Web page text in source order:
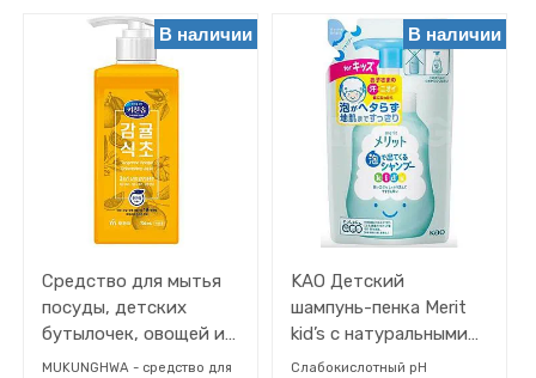
Страна
В наличии
Cредство для мытья
посуды, детских
бутылочек, овощей и
фруктов MUKUNGHWA
MUKUNGHWA - средство для
В наличии
KAO Детский
шампунь-пенка Merit
kid’s с натуральными
экстрактами
Слабокислотный pH